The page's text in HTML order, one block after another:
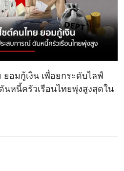
อมกู้เงิน เพื่อยกระดับไลฟ์
หนี้ครัวเรือนไทยพุ่งสูงสุดใน